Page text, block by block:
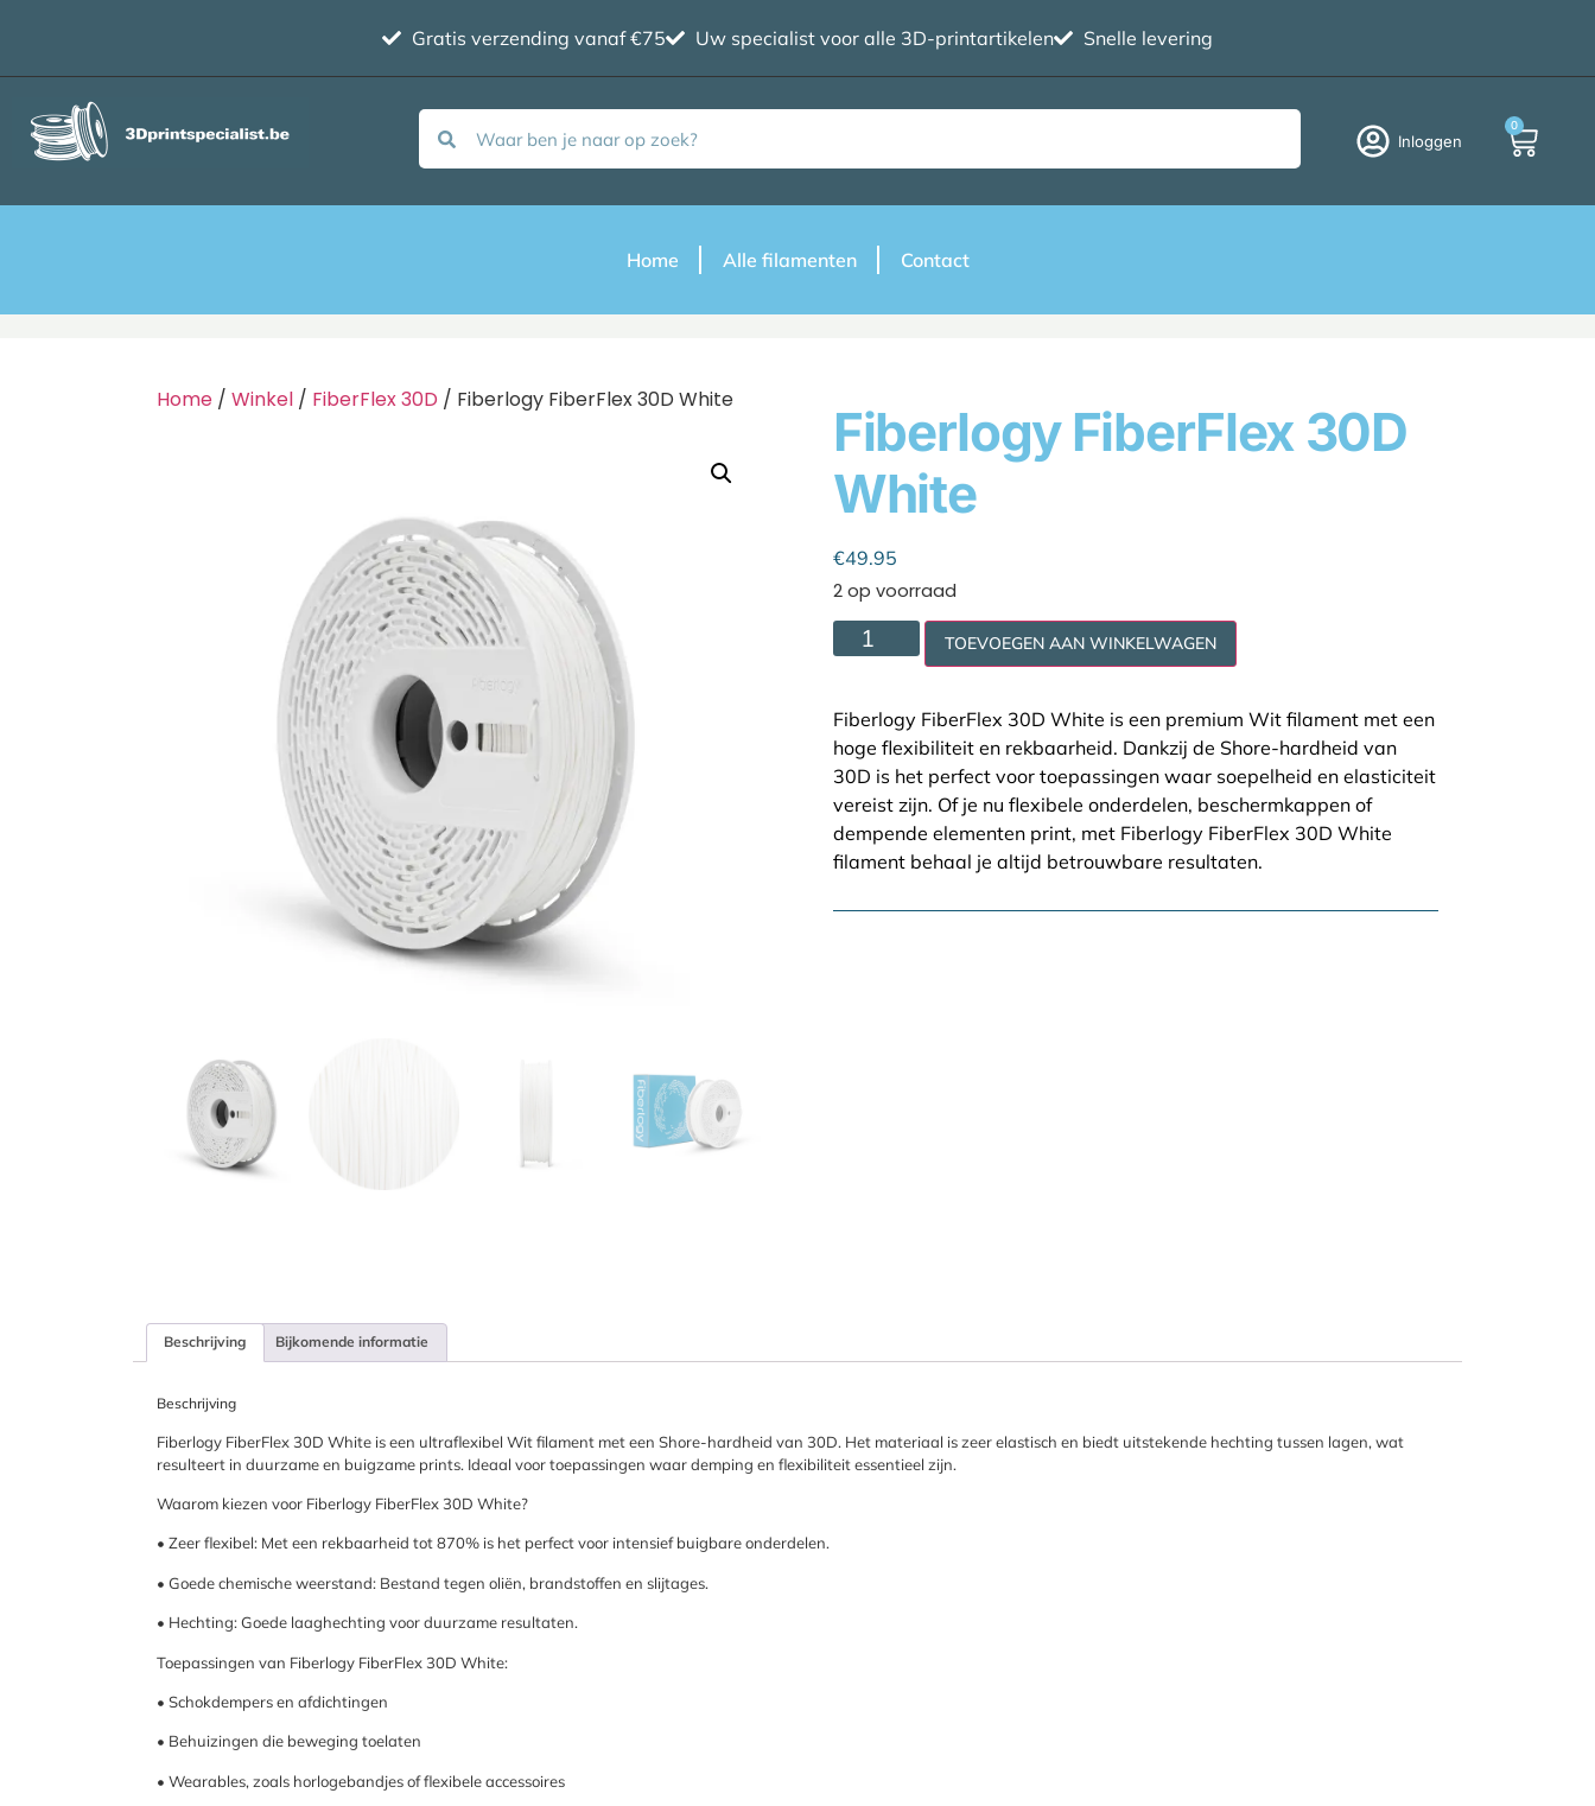
Gratis verzending vanaf €75 Uw specialist voor alle 3D-printartikelen Snelle levering
Inloggen
0
Home Alle filamenten Contact
Home / Winkel / FiberFlex 30D / Fiberlogy FiberFlex 30D White
Fiberlogy FiberFlex 30D
White
€49.95
2 op voorraad
TOEVOEGEN AAN WINKELWAGEN
Fiberlogy FiberFlex 30D White is een premium Wit filament met een
hoge flexibiliteit en rekbaarheid. Dankzij de Shore-hardheid van
30D is het perfect voor toepassingen waar soepelheid en elasticiteit
vereist zijn. Of je nu flexibele onderdelen, beschermkappen of
dempende elementen print, met Fiberlogy FiberFlex 30D White
filament behaal je altijd betrouwbare resultaten.
Beschrijving Bijkomende informatie
Beschrijving
Fiberlogy FiberFlex 30D White is een ultraflexibel Wit filament met een Shore-hardheid van 30D. Het materiaal is zeer elastisch en biedt uitstekende hechting tussen lagen, wat
resulteert in duurzame en buigzame prints. Ideaal voor toepassingen waar demping en flexibiliteit essentieel zijn.
Waarom kiezen voor Fiberlogy FiberFlex 30D White?
• Zeer flexibel: Met een rekbaarheid tot 870% is het perfect voor intensief buigbare onderdelen.
• Goede chemische weerstand: Bestand tegen oliën, brandstoffen en slijtages.
• Hechting: Goede laaghechting voor duurzame resultaten.
Toepassingen van Fiberlogy FiberFlex 30D White:
• Schokdempers en afdichtingen
• Behuizingen die beweging toelaten
• Wearables, zoals horlogebandjes of flexibele accessoires